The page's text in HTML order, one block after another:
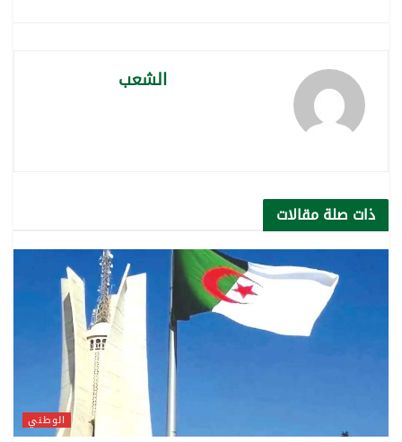
الشعب
ذات صلةمقالات
الوطني